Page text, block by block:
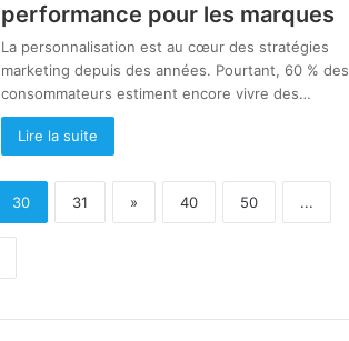
performance pour les marques
La personnalisation est au cœur des stratégies
marketing depuis des années. Pourtant, 60 % des
consommateurs estiment encore vivre des…
Lire la suite
30 31 » 40 50 ...